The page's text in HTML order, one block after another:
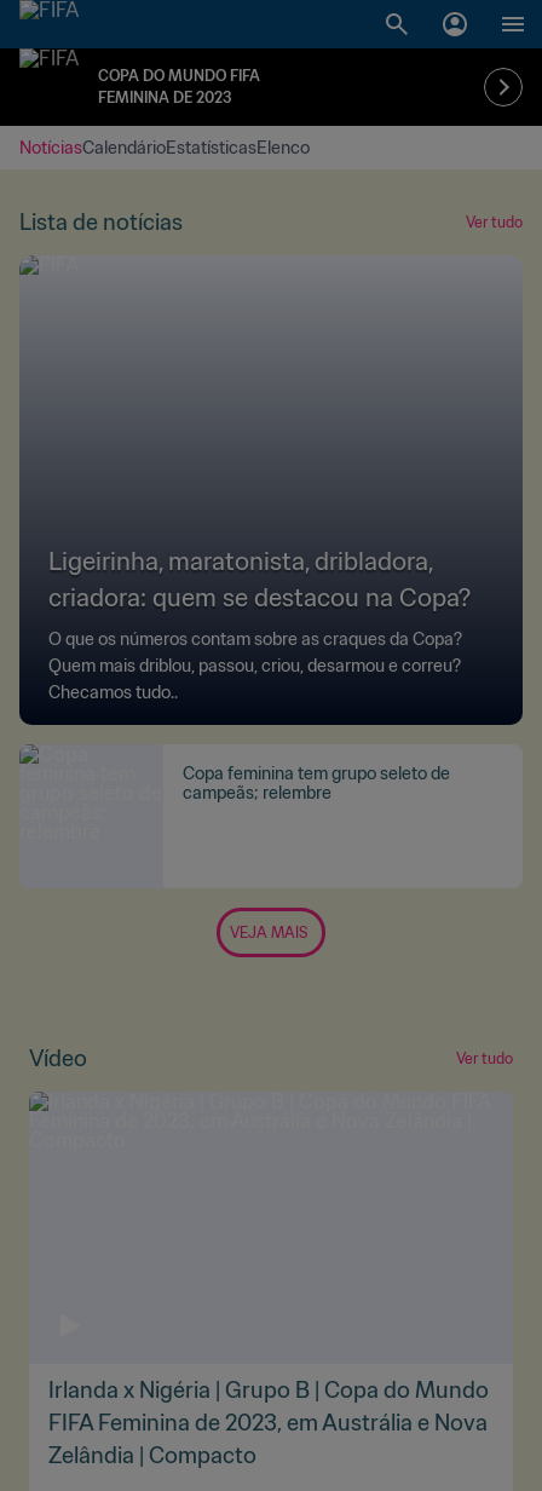
COPA DO MUNDO FIFA
FEMININA DE 2023
NotíciasCalendárioEstatísticasElenco
Lista de notícias Ver tudo
Ligeirinha, maratonista, dribladora,
criadora: quem se destacou na Copa?
O que os números contam sobre as craques da Copa?
Quem mais driblou, passou, criou, desarmou e correu?
Checamos tudo..
Copa feminina tem grupo seleto de
campeãs; relembre
VEJA MAIS
Vídeo Ver tudo
Irlanda x Nigéria | Grupo B | Copa do Mundo
FIFA Feminina de 2023, em Austrália e Nova
Zelândia | Compacto